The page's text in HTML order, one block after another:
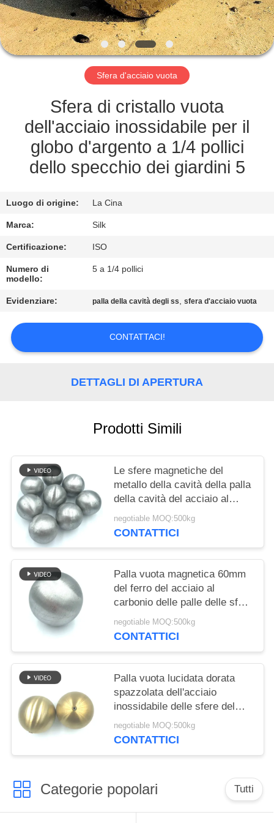
CONTROLLO
DI
QUALITÀ
CONTATTICI
NOTIZIE
CASI
RICHIEDA
UNA
CITAZIONE
MAPPA
DEL
SITO
PRIVACY
Sfera d'acciaio vuota
Sfera di cristallo vuota
dell'acciaio inossidabile per il
globo d'argento a 1/4 pollici
dello specchio dei giardini 5
Luogo di origine: La Cina
Marca: Silk
Certificazione: ISO
Numero di
modello:
5 a 1/4 pollici
Evidenziare: palla della cavità degli ss,sfera d'acciaio vuota
CONTATTACI!
DETTAGLI DI APERTURA
Prodotti Simili
Le sfere magnetiche del
metallo della cavità della palla
della cavità del acciaio al
carbonio hanno lucidato la
sfera d'acciaio vuota
negotiable MOQ:500kg
CONTATTICI
Palla vuota magnetica 60mm
del ferro del acciaio al
carbonio delle palle delle sfere
vuote del metallo
negotiable MOQ:500kg
CONTATTICI
Palla vuota lucidata dorata
spazzolata dell'acciaio
inossidabile delle sfere del
metallo della cavità della linea
sottile con il dado
negotiable MOQ:500kg
CONTATTICI
Categorie popolari Tutti